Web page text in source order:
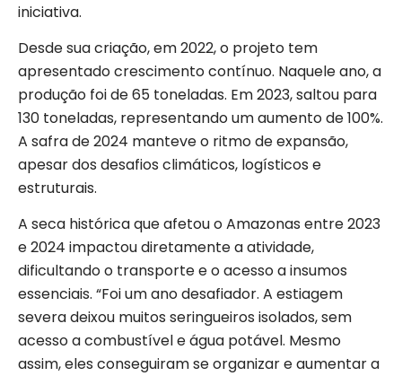
iniciativa.
Desde sua criação, em 2022, o projeto tem
apresentado crescimento contínuo. Naquele ano, a
produção foi de 65 toneladas. Em 2023, saltou para
130 toneladas, representando um aumento de 100%.
A safra de 2024 manteve o ritmo de expansão,
apesar dos desafios climáticos, logísticos e
estruturais.
A seca histórica que afetou o Amazonas entre 2023
e 2024 impactou diretamente a atividade,
dificultando o transporte e o acesso a insumos
essenciais. “Foi um ano desafiador. A estiagem
severa deixou muitos seringueiros isolados, sem
acesso a combustível e água potável. Mesmo
assim, eles conseguiram se organizar e aumentar a